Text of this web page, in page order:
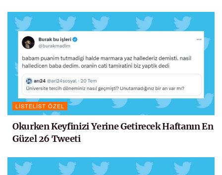
LISTELIST ÖZEL
Okurken Keyfinizi Yerine Getirecek Haftanın En
Güzel 26 Tweeti